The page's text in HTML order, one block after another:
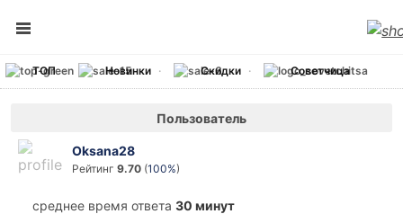
ТОП Новинки Скидки Советчица
Пользователь
Oksana28
Рейтинг 9.70 (100%)
среднее время ответа 30 минут